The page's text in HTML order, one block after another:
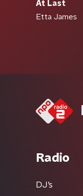
At Last
Etta James
Radio
DJ’s